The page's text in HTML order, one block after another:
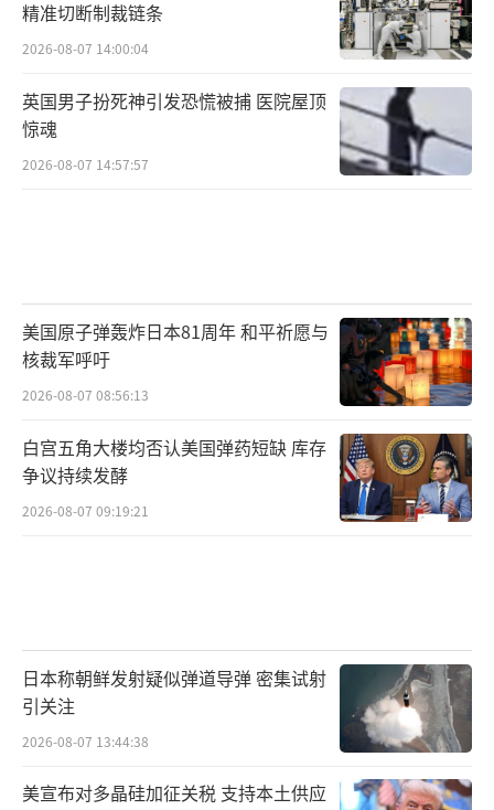
精准切断制裁链条
2026-08-07 14:00:04
英国男子扮死神引发恐慌被捕 医院屋顶
惊魂
2026-08-07 14:57:57
美国原子弹轰炸日本81周年 和平祈愿与
核裁军呼吁
2026-08-07 08:56:13
白宫五角大楼均否认美国弹药短缺 库存
争议持续发酵
2026-08-07 09:19:21
日本称朝鲜发射疑似弹道导弹 密集试射
引关注
2026-08-07 13:44:38
美宣布对多晶硅加征关税 支持本土供应